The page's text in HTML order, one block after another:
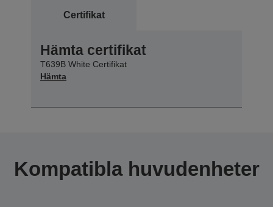
Certifikat
Hämta certifikat
T639B White Certifikat
Hämta
Kompatibla huvudenheter